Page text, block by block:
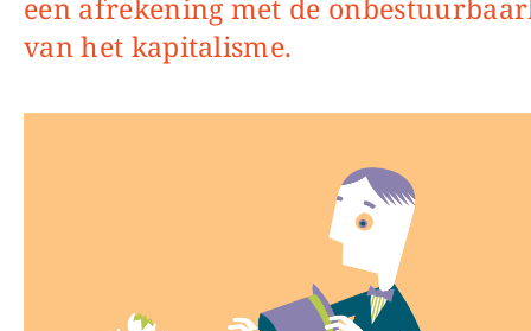
een afrekening met de
van het kapitalisme.